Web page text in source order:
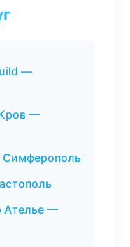
—
—
Ателье —